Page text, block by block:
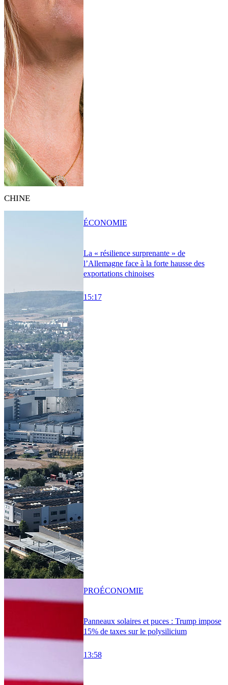
CHINE
La « résilience surprenante » de
l’Allemagne face à la forte hausse des
exportations chinoises
15:17
ÉCONOMIE
Panneaux solaires et puces : Trump impose
15% de taxes sur le polysilicium
13:58
PROÉCONOMIE